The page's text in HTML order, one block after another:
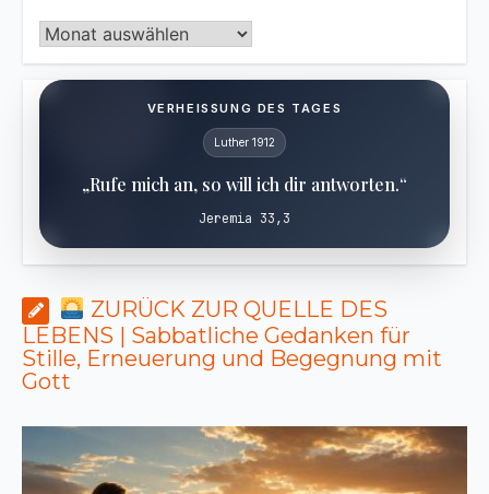
Archiv
VERHEISSUNG DES TAGES
Luther 1912
„Rufe mich an, so will ich dir antworten.“
Jeremia 33,3
ZURÜCK ZUR QUELLE DES
LEBENS | Sabbatliche Gedanken für
Stille, Erneuerung und Begegnung mit
Gott